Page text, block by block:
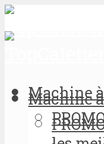
Machine
Machine